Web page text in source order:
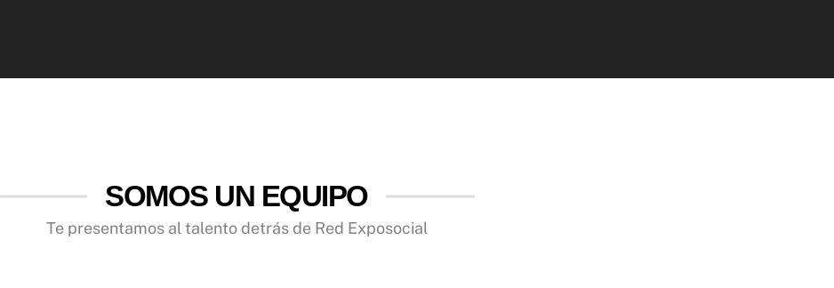
SOMOS UN EQUIPO
Te presentamos al talento detrás de Red Exposocial